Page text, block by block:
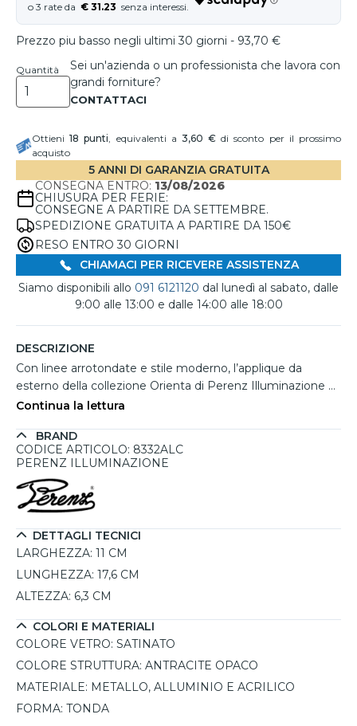
€ 31.23
Prezzo piu basso negli ultimi 30 giorni - 93,70 €
Quantità
Sei un'azienda o un professionista che lavora con
grandi forniture?
Ottieni18 punti, equivalenti a 3,60 € di sconto per il prossimo
acquisto
5 ANNI DI GARANZIA GRATUITA
CONSEGNA ENTRO: 13/08/2026
CHIUSURA PER FERIE:
CONSEGNE A PARTIRE DA SETTEMBRE.
SPEDIZIONE GRATUITA A PARTIRE DA 150€
RESO ENTRO 30 GIORNI
CHIAMACI PER RICEVERE ASSISTENZA
Siamo disponibili allo 091 6121120 dal lunedì al sabato, dalle
9:00 alle 13:00 e dalle 14:00 alle 18:00
DESCRIZIONE
Con linee arrotondate e stile moderno, l’applique da
esterno della collezione Orienta di Perenz Illuminazione è
una soluzione funzionale ed elegante per facciate,
verniciato a polvere in antracite opaco garantisce
resistenza agli agenti atmosferici, grazie anche alla
completamente esposti. Il diffusore in acrilico satinato è
orientabile per modulare la direzione del fascio luminoso
secondo le esigenze. Dotata di LED integrato da 3000K e
CRI?90, offre una luce calda, intensa e fedele alla resa
cromatica reale.
Continua la lettura
BRAND
CODICE ARTICOLO: 8332ALC
PERENZ ILLUMINAZIONE
DETTAGLI TECNICI
LARGHEZZA: 11 CM
LUNGHEZZA: 17,6 CM
ALTEZZA: 6,3 CM
COLORI E MATERIALI
COLORE VETRO: SATINATO
COLORE STRUTTURA: ANTRACITE OPACO
MATERIALE: METALLO, ALLUMINIO E ACRILICO
FORMA: TONDA